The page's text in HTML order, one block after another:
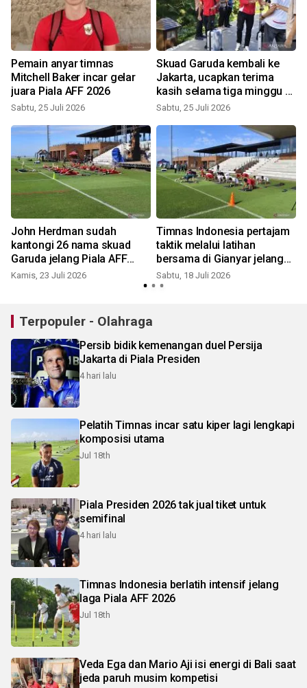
Pemain anyar timnas
Mitchell Baker incar gelar
juara Piala AFF 2026
Sabtu, 25 Juli 2026
Skuad Garuda kembali ke
Jakarta, ucapkan terima
kasih selama tiga minggu di
Bali
Sabtu, 25 Juli 2026
John Herdman sudah
kantongi 26 nama skuad
Garuda jelang Piala AFF
2026
Kamis, 23 Juli 2026
Timnas Indonesia pertajam
taktik melalui latihan
bersama di Gianyar jelang
Piala AFF 2026
Sabtu, 18 Juli 2026
Terpopuler - Olahraga
Persib bidik kemenangan duel Persija
Jakarta di Piala Presiden
4 hari lalu
Pelatih Timnas incar satu kiper lagi lengkapi
komposisi utama
Jul 18th
Piala Presiden 2026 tak jual tiket untuk
semifinal
4 hari lalu
Timnas Indonesia berlatih intensif jelang
laga Piala AFF 2026
Jul 18th
Veda Ega dan Mario Aji isi energi di Bali saat
jeda paruh musim kompetisi